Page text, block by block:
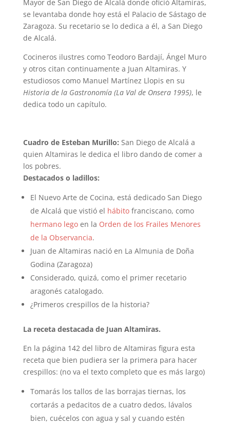
Mayor de San Diego de Alcalá donde ofició Altamiras,
se levantaba donde hoy está el Palacio de Sástago de
Zaragoza. Su recetario se lo dedica a él, a San Diego
de Alcalá.
Cocineros ilustres como Teodoro Bardají, Ángel Muro
y otros citan continuamente a Juan Altamiras. Y
estudiosos como Manuel Martínez Llopis en su
Historia de la Gastronomía (La Val de Onsera 1995), le
dedica todo un capítulo.
Cuadro de Esteban Murillo: San Diego de Alcalá a
quien Altamiras le dedica el libro dando de comer a
los pobres.
Destacados o ladillos:
El Nuevo Arte de Cocina, está dedicado San Diego
de Alcalá que vistió el hábitofranciscano, como
hermano legoen la Orden de los Frailes Menores
de la Observancia.
Juan de Altamiras nació en La Almunia de Doña
Godina (Zaragoza)
Considerado, quizá, como el primer recetario
aragonés catalogado.
¿Primeros crespillos de la historia?
La receta destacada de Juan Altamiras.
En la página 142 del libro de Altamiras figura esta
receta que bien pudiera ser la primera para hacer
crespillos: (no va el texto completo que es más largo)
Tomarás los tallos de las borrajas tiernas, los
cortarás a pedacitos de a cuatro dedos, lávalos
bien, cuécelos con agua y sal y cuando estén